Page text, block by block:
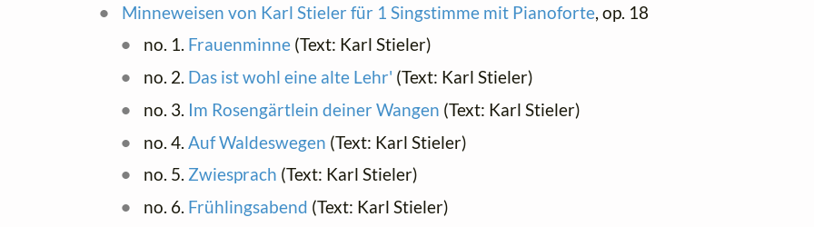
Minneweisen von Karl Stieler für 1 Singstimme mit Pianoforte, op. 18
no. 1. Frauenminne(Text: Karl Stieler)
no. 2. Das ist wohl eine alte Lehr' (Text: Karl Stieler)
no. 3. Im Rosengärtlein deiner Wangen (Text: Karl Stieler)
no. 4. Auf Waldeswegen (Text: Karl Stieler)
no. 5. Zwiesprach (Text: Karl Stieler)
no. 6. Frühlingsabend (Text: Karl Stieler)